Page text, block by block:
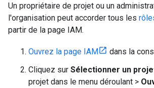
Un propriétaire de projet ou un
l'organisation peut accorder tous les
partir de la page IAM.
Ouvrez la page IAM
dans la
Cliquez sur Sélectionner un
projet dans le menu déroulant >